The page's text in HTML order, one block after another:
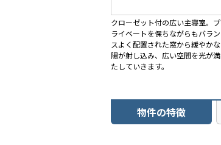
クローゼット付の広い主寝室。プ
ライベートを保ちながらもバラン
スよく配置された窓から緩やかな
陽が射し込み、広い空間を光が満
たしていきます。
物件の特徴